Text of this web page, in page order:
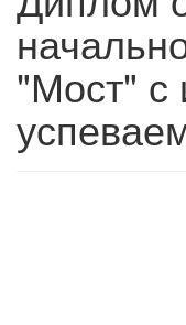
"Мост" с